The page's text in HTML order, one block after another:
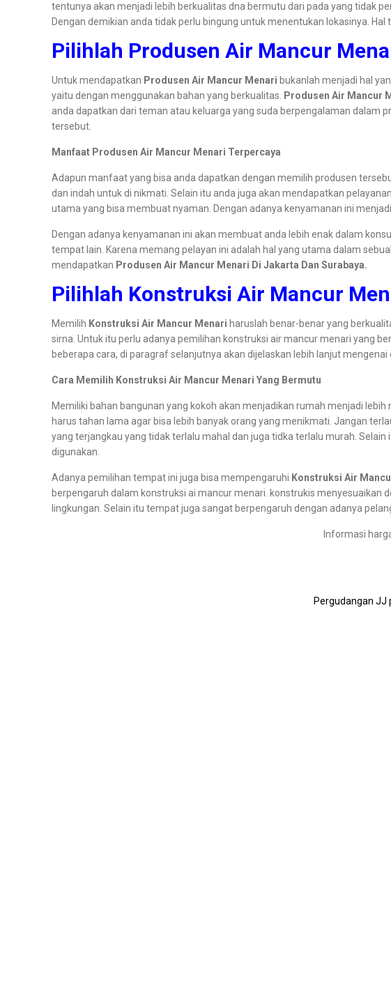
tentunya akan menjadi lebih berkualitas dna bermutu dari pada yang tidak
Dengan demikian anda tidak perlu bingung untuk menentukan lokasinya.
Pilihlah Produsen Air Mancur
Untuk mendapatkan Produsen Air Mancur Menari bukanlah menjadi hal
yaitu dengan menggunakan bahan yang berkualitas.
Produsen Air Mancur
anda dapatkan dari teman atau keluarga yang suda berpengalaman dalam
tersebut.
Manfaat Produsen Air Mancur Menari Terpercaya
Adapun manfaat yang bisa anda dapatkan dengan memilih produsen
dan indah untuk di nikmati. Selain itu anda juga akan mendapatkan
utama yang bisa membuat nyaman. Dengan adanya kenyamanan ini
Dengan adanya kenyamanan ini akan membuat anda lebih enak dalam
tempat lain. Karena memang pelayan ini adalah hal yang utama dalam
mendapatkan Produsen Air Mancur Menari Di Jakarta Dan Surabaya.
Pilihlah Konstruksi Air Mancur
Memilih Konstruksi Air Mancur Menari haruslah benar-benar yang
sirna. Untuk itu perlu adanya pemilihan konstruksi air mancur menari yang
beberapa cara, di paragraf selanjutnya akan dijelaskan lebih lanjut
Cara Memilih Konstruksi Air Mancur Menari Yang Bermutu
Memiliki bahan bangunan yang kokoh akan menjadikan rumah menjadi
harus tahan lama agar bisa lebih banyak orang yang menikmati. Jangan
yang terjangkau yang tidak terlalu mahal dan juga tidka terlalu murah.
digunakan.
Adanya pemilihan tempat ini juga bisa mempengaruhi Konstruksi Air
berpengaruh dalam konstruksi ai mancur menari. konstrukis menyesuaikan
lingkungan. Selain itu tempat juga sangat berpengaruh dengan adanya
Informasi
Pergudangan JJ